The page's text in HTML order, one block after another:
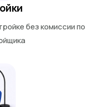
без комиссии по